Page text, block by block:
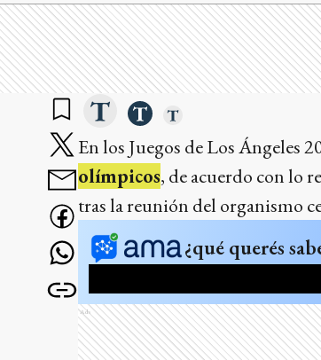
En los Juegos de Los Ángeles
olímpicos, de acuerdo con lo
tras la reunión del organismo
¿qué querés
Ads